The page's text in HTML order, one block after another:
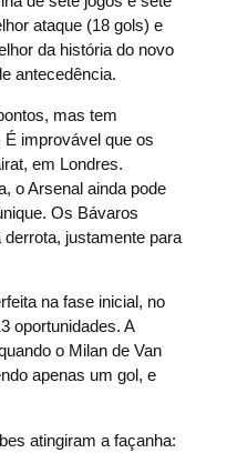
ataque (18 gols) e
da história do novo
antecedência.
mas tem
improvável que os
em Londres.
o Arsenal ainda pode
Os Bávaros
justamente para
na fase inicial, no
oportunidades. A
o Milan de Van
apenas um gol, e
atingiram a façanha: